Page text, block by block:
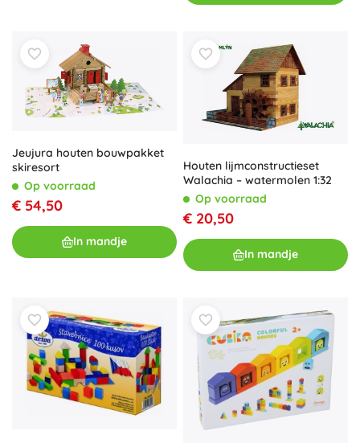
Jeujura houten bouwpakket
skiresort
Op voorraad
€ 54,50
In mandje
Houten lijmconstructieset
Walachia – watermolen 1:32
Op voorraad
€ 20,50
In mandje